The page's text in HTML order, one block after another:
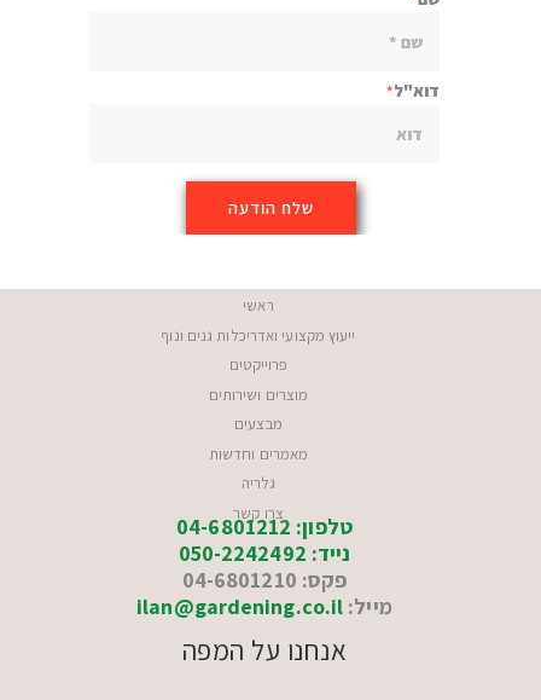
דוא"ל
ראשי
ייעוץ מקצועי ואדריכלות גנים ונוף
פרוייקטים
מוצרים ושירותים
מבצעים
מאמרים וחדשות
גלריה
צרו קשר
טלפון: 04-6801212
נייד: 050-2242492
פקס: 04-6801210
מייל: ilan@gardening.co.il
אנחנו על המפה